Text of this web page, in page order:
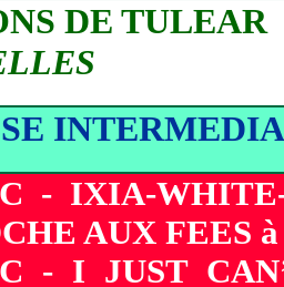
DE TULEAR
- IXIA-
AUX FEES
- I JUST